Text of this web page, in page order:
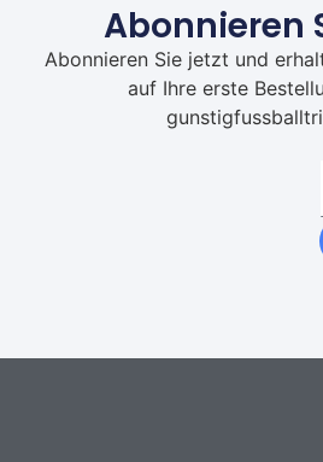
Abonnieren
Abonnieren Sie jetzt und
auf Ihre erste